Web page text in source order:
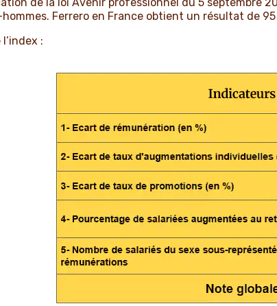
Ferrero en France obtient un résultat de
: